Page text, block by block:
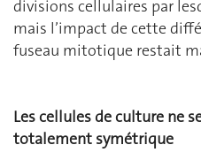
divisions cellulaires par
mais l’impact de cette
fuseau mitotique restait
Les cellules de culture ne
totalement symétrique